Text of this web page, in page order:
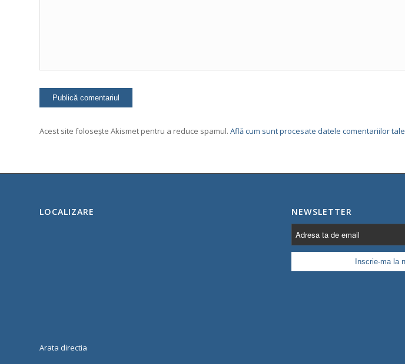
Acest site folosește Akismet pentru a reduce spamul. Află cum sunt procesate datele comentariilor tale
LOCALIZARE
Arata directia
NEWSLETTER